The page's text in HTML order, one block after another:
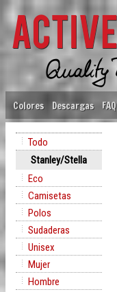
Colores Descargas FAQ
Todo
Stanley/Stella
Eco
Camisetas
Polos
Sudaderas
Unisex
Mujer
Hombre